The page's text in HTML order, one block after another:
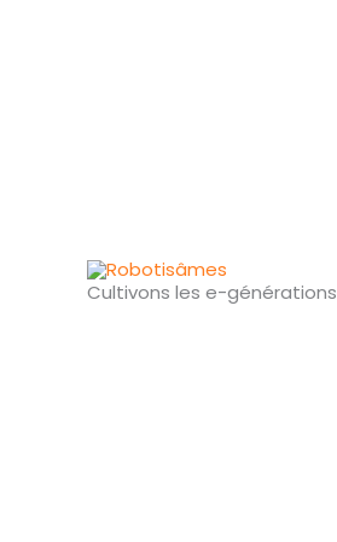
Cultivons les e-générations